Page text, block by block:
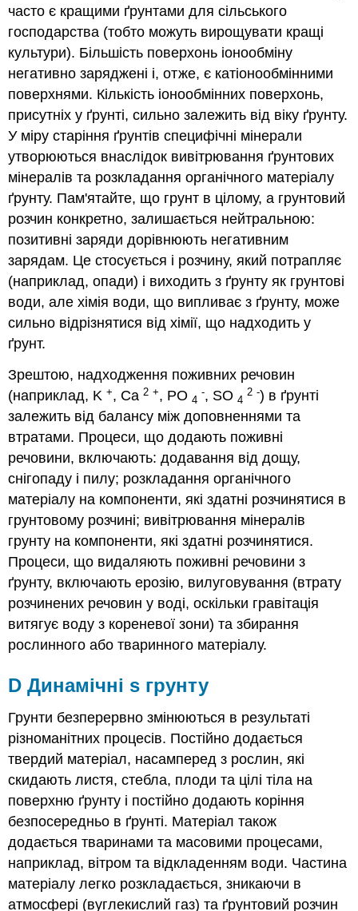
часто є кращими ґрунтами для сільського
господарства (тобто можуть вирощувати кращі
культури). Більшість поверхонь іонообміну
негативно заряджені і, отже, є катіонообмінними
поверхнями. Кількість іонообмінних поверхонь,
присутніх у ґрунті, сильно залежить від віку ґрунту.
У міру старіння ґрунтів специфічні мінерали
утворюються внаслідок вивітрювання ґрунтових
мінералів та розкладання органічного матеріалу
ґрунту. Пам'ятайте, що грунт в цілому, а грунтовий
розчин конкретно, залишається нейтральною:
позитивні заряди дорівнюють негативним
зарядам. Це стосується і розчину, який потрапляє
(наприклад, опади) і виходить з ґрунту як грунтові
води, але хімія води, що випливає з ґрунту, може
сильно відрізнятися від хімії, що надходить у
ґрунт.
Зрештою, надходження поживних речовин
(наприклад, K+, Ca2 +, PO 4
-, SO 4
2 -) в ґрунті
залежить від балансу між доповненнями та
втратами. Процеси, що додають поживні
речовини, включають: додавання від дощу,
снігопаду і пилу; розкладання органічного
матеріалу на компоненти, які здатні розчинятися в
грунтовому розчині; вивітрювання мінералів
грунту на компоненти, які здатні розчинятися.
Процеси, що видаляють поживні речовини з
ґрунту, включають ерозію, вилуговування (втрату
розчинених речовин у воді, оскільки гравітація
витягує воду з кореневої зони) та збирання
рослинного або тваринного матеріалу.
DДинамічні s грунту
Грунти безперервно змінюються в результаті
різноманітних процесів. Постійно додається
твердий матеріал, насамперед з рослин, які
скидають листя, стебла, плоди та цілі тіла на
поверхню ґрунту і постійно додають коріння
безпосередньо в ґрунті. Матеріал також
додається тваринами та масовими процесами,
наприклад, вітром та відкладенням води. Частина
матеріалу легко розкладається, зникаючи в
атмосфері (вуглекислий газ) та ґрунтовий розчин